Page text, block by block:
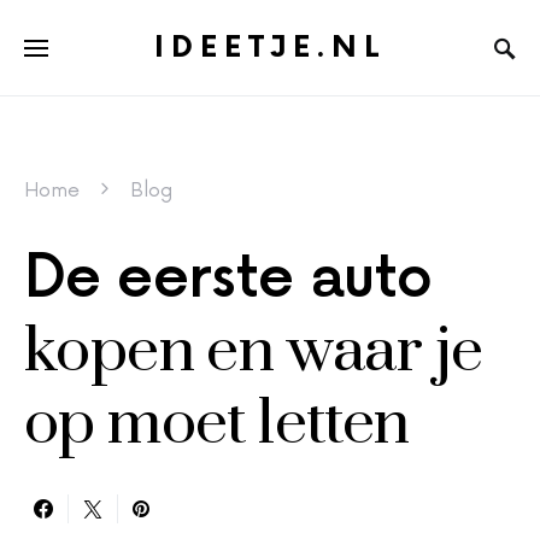
IDEETJE.NL
Home Blog
De eerste auto
kopen en waar je
op moet letten